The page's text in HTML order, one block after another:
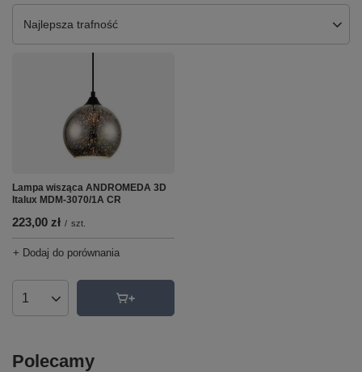
Zmień sortowanie
Najlepsza trafność
Lampa wisząca ANDROMEDA 3D
Italux MDM-3070/1A CR
223,00 zł / szt.
+ Dodaj do porównania
Ilość produktów
Polecamy